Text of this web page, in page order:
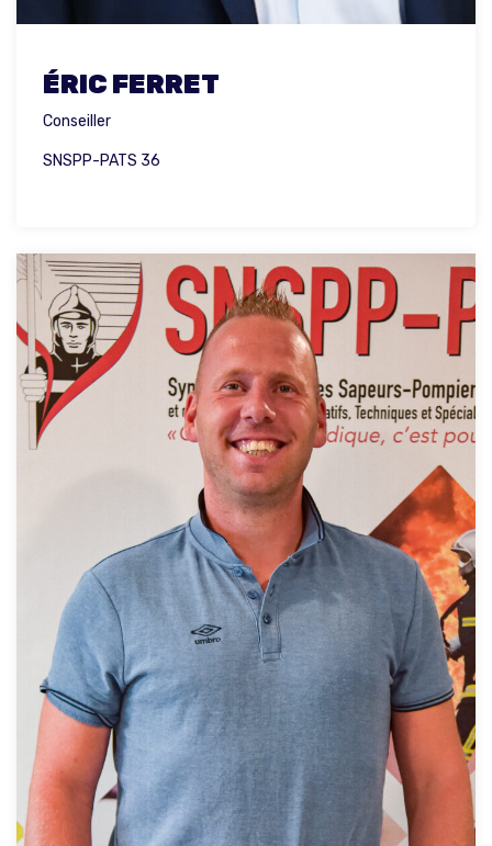
ÉRIC FERRET
Conseiller
SNSPP-PATS 36